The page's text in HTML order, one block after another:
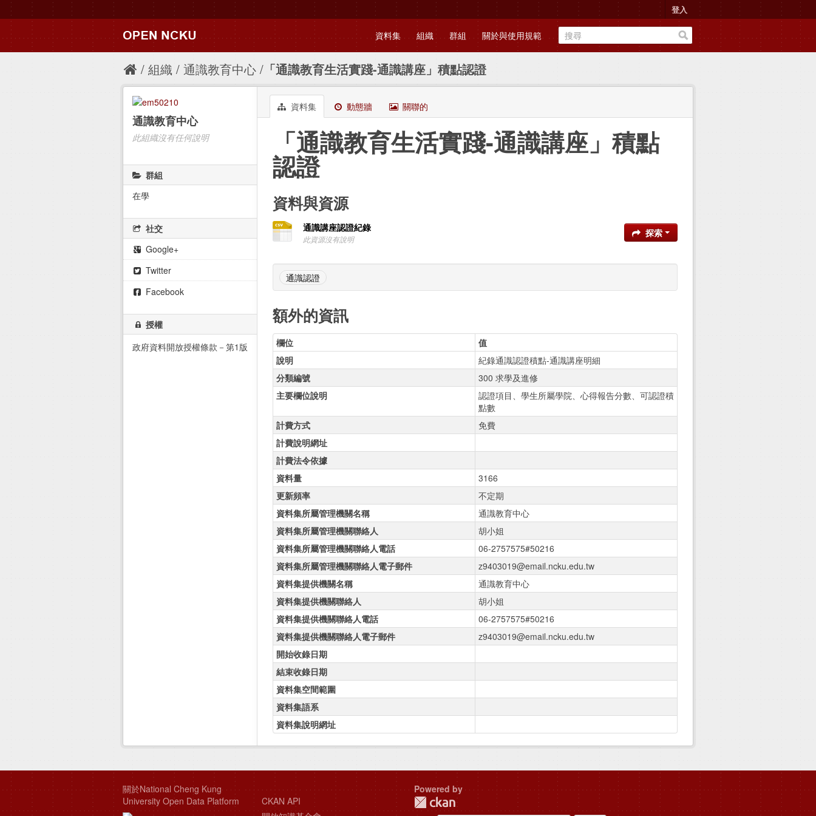
登入
資料集 組織 群組 關於與使用規範
組織 通識教育中心 「通識教育生活實踐-通識講座」積點認證
資料集 動態牆 關聯的
「通識教育生活實踐-通識講座」積點
認證
資料與資源
通識講座認證紀錄
此資源沒有說明
探索
通識認證
額外的資訊
欄位
值
說明
紀錄通識認證積點-通識講座明細
分類編號
300 求學及進修
主要欄位說明
認證項目、學生所屬學院、心得報告分數、可認證積
點數
計費方式
免費
計費說明網址
計費法令依據
資料量
3166
更新頻率
不定期
資料集所屬管理機關名稱
通識教育中心
資料集所屬管理機關聯絡人
胡小姐
資料集所屬管理機關聯絡人電話
06-2757575#50216
資料集所屬管理機關聯絡人電子郵件
z9403019@email.ncku.edu.tw
資料集提供機關名稱
通識教育中心
資料集提供機關聯絡人
胡小姐
資料集提供機關聯絡人電話
06-2757575#50216
資料集提供機關聯絡人電子郵件
z9403019@email.ncku.edu.tw
開始收錄日期
結束收錄日期
資料集空間範圍
資料集語系
資料集說明網址
通識教育中心
此組織沒有任何說明
群組
在學
社交
Google+
Twitter
Facebook
授權
政府資料開放授權條款－第1版
關於National Cheng Kung
University Open Data Platform
CKAN API
Powered by